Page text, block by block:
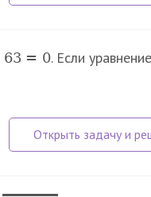
63 = 0. Если